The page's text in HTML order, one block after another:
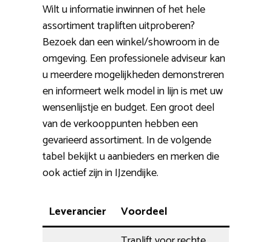
Wilt u informatie inwinnen of het hele
assortiment trapliften uitproberen?
Bezoek dan een winkel/showroom in de
omgeving. Een professionele adviseur kan
u meerdere mogelijkheden demonstreren
en informeert welk model in lijn is met uw
wensenlijstje en budget. Een groot deel
van de verkooppunten hebben een
gevarieerd assortiment. In de volgende
tabel bekijkt u aanbieders en merken die
ook actief zijn in IJzendijke.
Leverancier Voordeel